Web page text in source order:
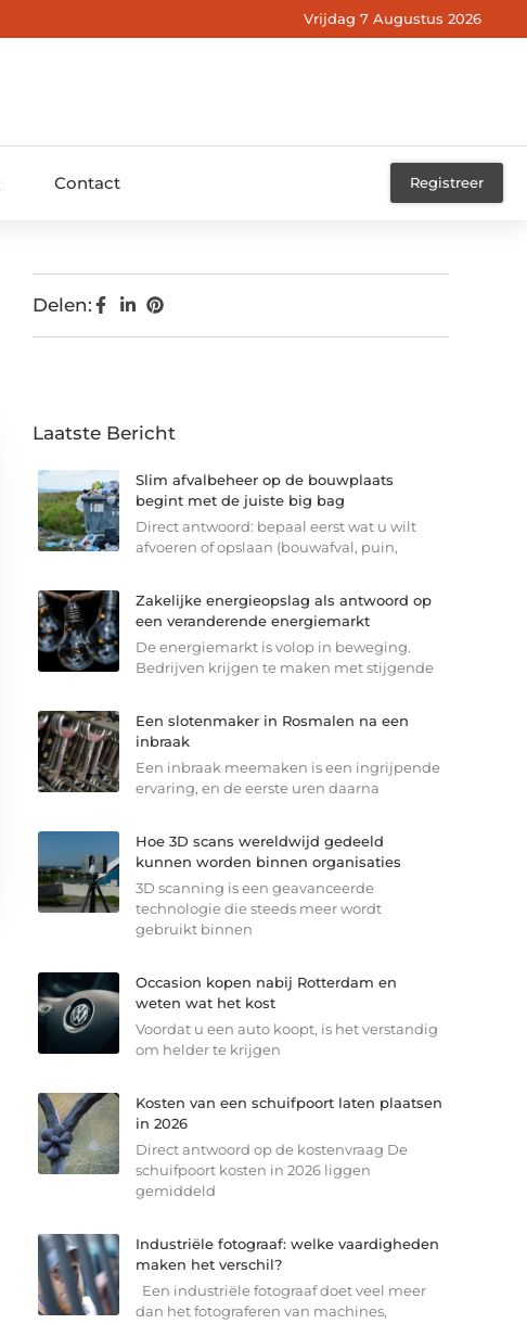
Vrijdag 7 Augustus 2026
Contact Registreer
Delen:
Laatste Bericht
Slim afvalbeheer op de bouwplaats
begint met de juiste big bag
Direct antwoord: bepaal eerst wat u wilt
afvoeren of opslaan (bouwafval, puin,
Zakelijke energieopslag als antwoord op
een veranderende energiemarkt
De energiemarkt is volop in beweging.
Bedrijven krijgen te maken met stijgende
Een slotenmaker in Rosmalen na een
inbraak
Een inbraak meemaken is een ingrijpende
ervaring, en de eerste uren daarna
Hoe 3D scans wereldwijd gedeeld
kunnen worden binnen organisaties
3D scanning is een geavanceerde
technologie die steeds meer wordt
gebruikt binnen
Occasion kopen nabij Rotterdam en
weten wat het kost
Voordat u een auto koopt, is het verstandig
om helder te krijgen
Kosten van een schuifpoort laten plaatsen
in 2026
Direct antwoord op de kostenvraag De
schuifpoort kosten in 2026 liggen
gemiddeld
Industriële fotograaf: welke vaardigheden
maken het verschil?
Een industriële fotograaf doet veel meer
dan het fotograferen van machines,